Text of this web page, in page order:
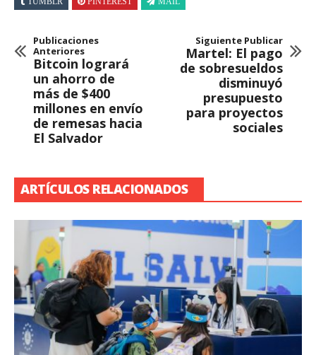
Publicaciones
Anteriores
Bitcoin logrará
un ahorro de
más de $400
millones en envío
de remesas hacia
El Salvador
Siguiente Publicar
Martel: El pago
de sobresueldos
disminuyó
presupuesto
para proyectos
sociales
ARTÍCULOS RELACIONADOS